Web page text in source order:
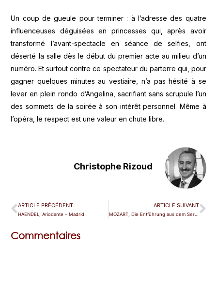
Un coup de gueule pour terminer : à l’adresse des quatre
influenceuses déguisées en princesses qui, après avoir
transformé l’avant-spectacle en séance de selfies, ont
déserté la salle dès le début du premier acte au milieu d’un
numéro. Et surtout contre ce spectateur du parterre qui, pour
gagner quelques minutes au vestiaire, n’a pas hésité à se
lever en plein rondo d’Angelina, sacrifiant sans scrupule l’un
des sommets de la soirée à son intérêt personnel. Même à
l’opéra, le respect est une valeur en chute libre.
Christophe Rizoud
ARTICLE PRÉCÉDENT
HAENDEL, Ariodante – Madrid
ARTICLE SUIVANT
MOZART, Die Entführung aus dem Serail – Paris (TCE)
Commentaires